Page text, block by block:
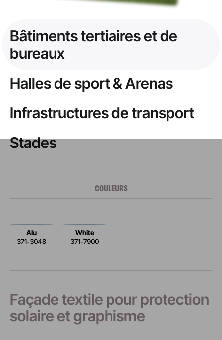
Bâtiments tertiaires et de
bureaux
Halles de sport & Arenas
Infrastructures de transport
Stades
COULEURS
Alu
371-3048
White
371-7900
Façade textile pour protection
solaire et graphisme